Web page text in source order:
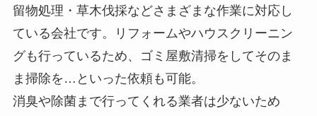
留物処理・草木伐採などさまざまな作業に対応し
ている会社です。リフォームやハウスクリーニン
グも行っているため、ゴミ屋敷清掃をしてそのま
ま掃除を…といった依頼も可能。
消臭や除菌まで行ってくれる業者は少ないため